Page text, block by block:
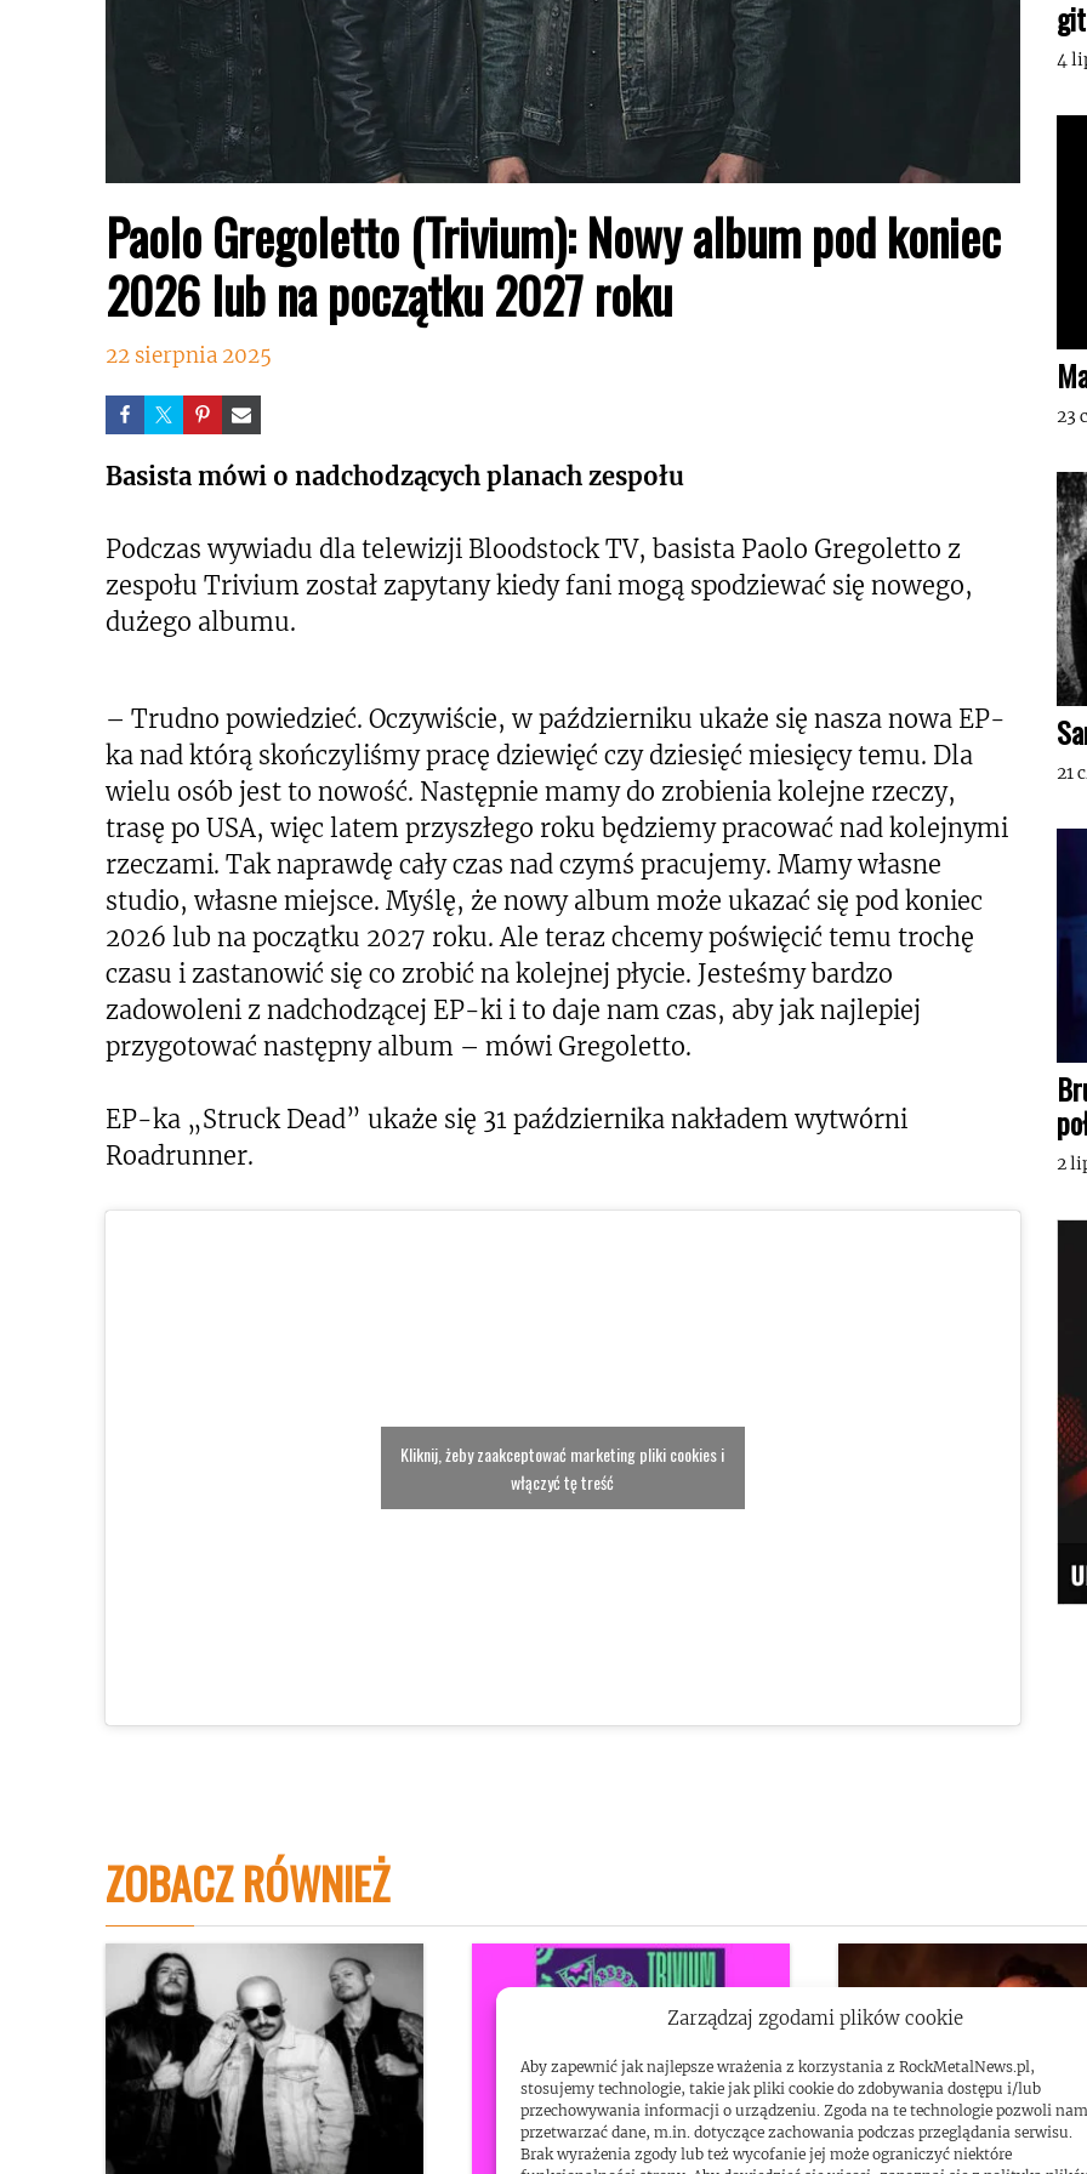
Zarządzaj zgodami plików cookie
Aby zapewnić jak najlepsze wrażenia z korzystania z RockMetalNews.pl,
stosujemy technologie, takie jak pliki cookie do zdobywania dostępu i/lub
przechowywania informacji o urządzeniu. Zgoda na te technologie pozwoli nam
przetwarzać dane, m.in. dotyczące zachowania podczas przeglądania serwisu.
Brak wyrażenia zgody lub też wycofanie jej może ograniczyć niektóre
Paolo Gregoletto (Trivium): Nowy album pod koniec
2026 lub na początku 2027 roku
22 sierpnia 2025
Basista mówi o nadchodzących planach zespołu
Podczas wywiadu dla telewizji Bloodstock TV, basista Paolo Gregoletto z
zespołu Trivium został zapytany kiedy fani mogą spodziewać się nowego,
dużego albumu.
– Trudno powiedzieć. Oczywiście, w październiku ukaże się nasza nowa EP-
ka nad którą skończyliśmy pracę dziewięć czy dziesięć miesięcy temu. Dla
wielu osób jest to nowość. Następnie mamy do zrobienia kolejne rzeczy,
trasę po USA, więc latem przyszłego roku będziemy pracować nad kolejnymi
rzeczami. Tak naprawdę cały czas nad czymś pracujemy. Mamy własne
studio, własne miejsce. Myślę, że nowy album może ukazać się pod koniec
2026 lub na początku 2027 roku. Ale teraz chcemy poświęcić temu trochę
czasu i zastanowić się co zrobić na kolejnej płycie. Jesteśmy bardzo
zadowoleni z nadchodzącej EP-ki i to daje nam czas, aby jak najlepiej
przygotować następny album – mówi Gregoletto.
EP-ka „Struck Dead” ukaże się 31 października nakładem wytwórni
Roadrunner.
Kliknij, żeby zaakceptować marketing pliki cookies i
włączyć tę treść
4
23
21
2
ZOBACZ RÓWNIEŻ